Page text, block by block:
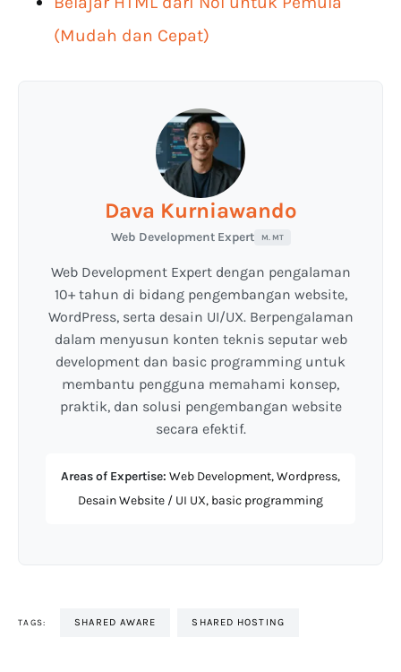
(Mudah dan Cepat)
Dava Kurniawando
Web Development Expert M. MT
Web Development Expert dengan pengalaman
10+ tahun di bidang pengembangan website,
WordPress, serta desain UI/UX. Berpengalaman
dalam menyusun konten teknis seputar web
development dan basic programming untuk
membantu pengguna memahami konsep,
praktik, dan solusi pengembangan website
secara efektif.
Areas of Expertise: Web Development, Wordpress,
Desain Website / UI UX, basic programming
TAGS: SHARED AWARE SHARED HOSTING